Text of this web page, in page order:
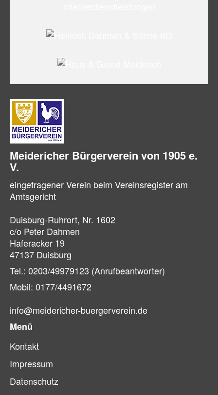
Meidericher Bürger­verein von 1905 e.
V.
eingetragener Verein beim Vereinsregister am
Amtsgericht
Duisburg-Ruhrort, Nr. 1602
c/o Peter Dahmen
Haferacker 19
47137 Duisburg
Tel.: 0203/49979123 (Anrufbeantworter)
Mobil: 0177/4491672
info@meidericher-buergerverein.de
Menü
Kontakt
Impressum
Datenschutz